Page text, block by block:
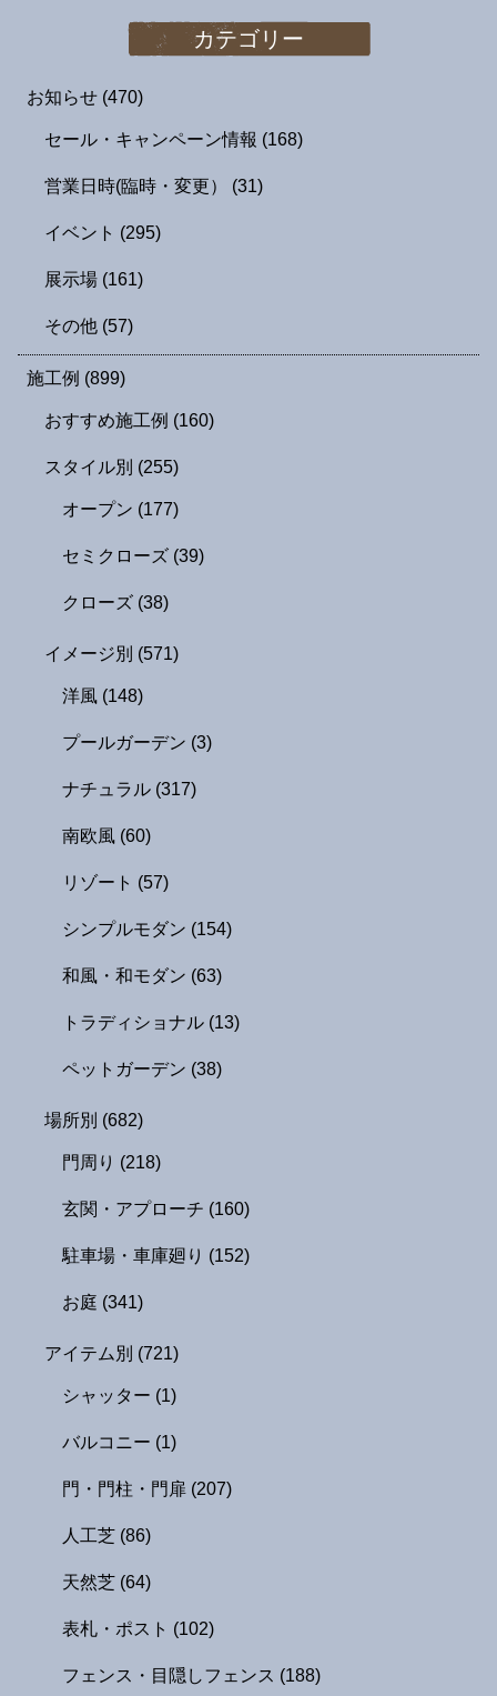
カテゴリー
お知らせ (470)
セール・キャンペーン情報 (168)
営業日時(臨時・変更） (31)
イベント (295)
展示場 (161)
その他 (57)
施工例 (899)
おすすめ施工例 (160)
スタイル別 (255)
オープン (177)
セミクローズ (39)
クローズ (38)
イメージ別 (571)
洋風 (148)
プールガーデン (3)
ナチュラル (317)
南欧風 (60)
リゾート (57)
シンプルモダン (154)
和風・和モダン (63)
トラディショナル (13)
ペットガーデン (38)
場所別 (682)
門周り (218)
玄関・アプローチ (160)
駐車場・車庫廻り (152)
お庭 (341)
アイテム別 (721)
シャッター (1)
バルコニー (1)
門・門柱・門扉 (207)
人工芝 (86)
天然芝 (64)
表札・ポスト (102)
フェンス・目隠しフェンス (188)